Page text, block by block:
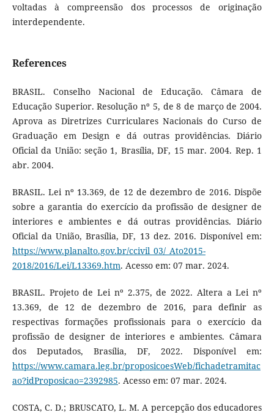
voltadas à compreensão dos processos de originação
interdependente.
References
BRASIL. Conselho Nacional de Educação. Câmara de
Educação Superior. Resolução nº 5, de 8 de março de 2004.
Aprova as Diretrizes Curriculares Nacionais do Curso de
Graduação em Design e dá outras providências. Diário
Oficial da União: seção 1, Brasília, DF, 15 mar. 2004. Rep. 1
abr. 2004.
BRASIL. Lei nº 13.369, de 12 de dezembro de 2016. Dispõe
sobre a garantia do exercício da profissão de designer de
interiores e ambientes e dá outras providências. Diário
Oficial da União, Brasília, DF, 13 dez. 2016. Disponível em:
https://www.planalto.gov.br/ccivil_03/_Ato2015-
2018/2016/Lei/L13369.htm. Acesso em: 07 mar. 2024.
BRASIL. Projeto de Lei nº 2.375, de 2022. Altera a Lei nº
13.369, de 12 de dezembro de 2016, para definir as
respectivas formações profissionais para o exercício da
profissão de designer de interiores e ambientes. Câmara
dos Deputados, Brasília, DF, 2022. Disponível em:
https://www.camara.leg.br/proposicoesWeb/fichadetramitac
ao?idProposicao=2392985. Acesso em: 07 mar. 2024.
COSTA, C. D.; BRUSCATO, L. M. A percepção dos educadores